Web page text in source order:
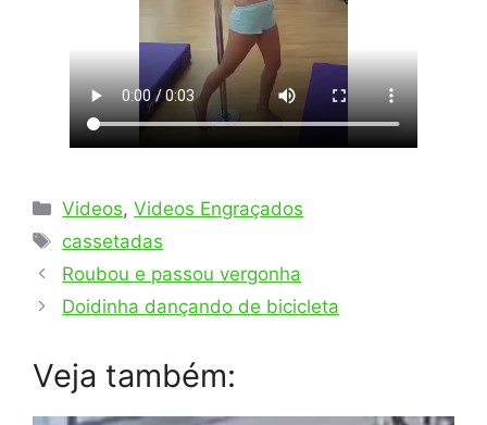
Categorias
Videos,Videos Engraçados
Tags
cassetadas
Roubou e passou vergonha
Doidinha dançando de bicicleta
Veja também: